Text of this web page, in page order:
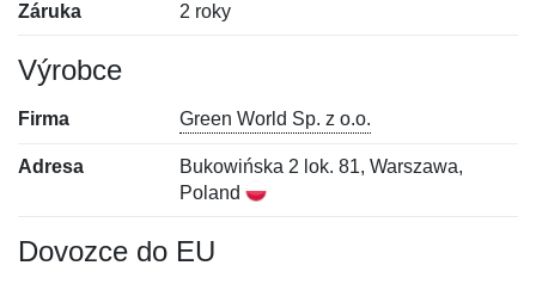
Záruka 2 roky
Výrobce
Firma Green World Sp. z o.o.
Adresa
Bukowińska 2 lok. 81, Warszawa,
Poland
Dovozce do EU